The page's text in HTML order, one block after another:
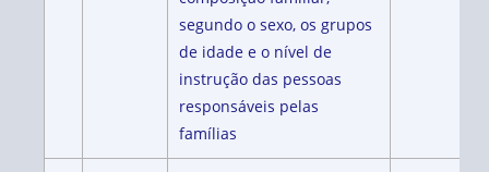
segundo o sexo, os grupos
de idade e o nível de
instrução das pessoas
responsáveis pelas
famílias